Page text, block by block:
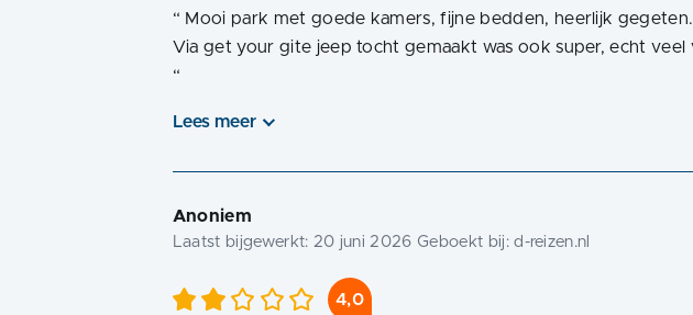
“ Mooi park met goede kamers, fijne bedden, heerlijk gegeten.
“
Lees meer
Anoniem
Laatst bijgewerkt: 20 juni 2026 Geboekt bij:d-reizen.nl
4,0